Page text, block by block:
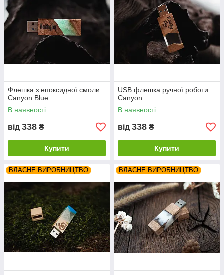
Флешка з епоксидної смоли
Canyon Blue
В наявності
від 338 ₴
Купити
USB флешка ручної роботи
Canyon
В наявності
від 338 ₴
Купити
ВЛАСНЕ ВИРОБНИЦТВО ВЛАСНЕ ВИРОБНИЦТВО